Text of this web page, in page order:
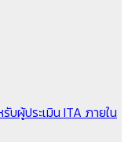
บผู้ประเมิน ITA ภายใน